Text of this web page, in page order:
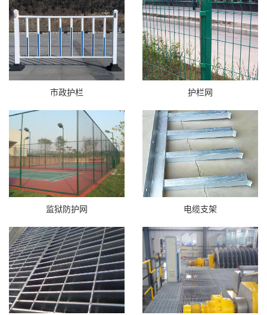
市政护栏 护栏网
监狱防护网 电缆支架